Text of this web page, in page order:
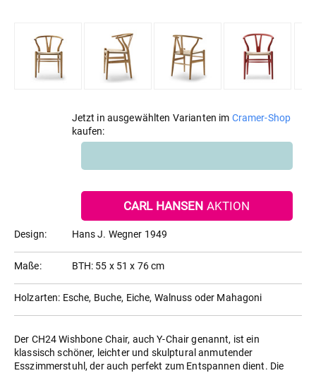
Jetzt in ausgewählten Varianten im Cramer-Shop
kaufen:
CARL HANSEN AKTION
Design: Hans J. Wegner 1949
Maße: BTH: 55 x 51 x 76 cm
Holzarten: Esche, Buche, Eiche, Walnuss oder Mahagoni
Der CH24 Wishbone Chair, auch Y-Chair genannt, ist ein
klassisch schöner, leichter und skulptural anmutender
Esszimmerstuhl, der auch perfekt zum Entspannen dient. Die